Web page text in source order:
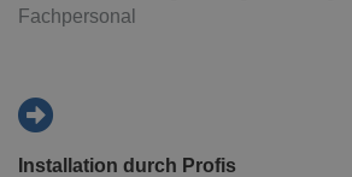
Fachpersonal
Installation durch Profis